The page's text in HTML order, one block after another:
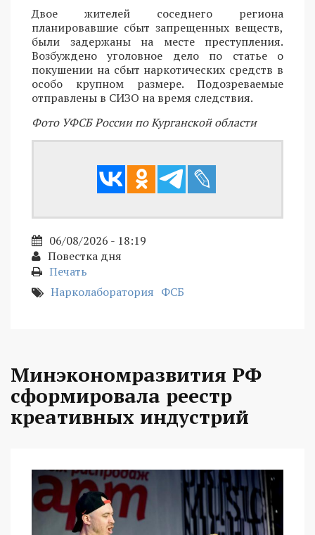
Двое жителей соседнего региона
планировавшие сбыт запрещенных веществ,
были задержаны на месте преступления.
Возбуждено уголовное дело по статье о
покушении на сбыт наркотических средств в
особо крупном размере. Подозреваемые
отправлены в СИЗО на время следствия.
Фото УФСБ России по Курганской области
06/08/2026 - 18:19
Повестка дня
Печать
Нарколаборатория ФСБ
Минэкономразвития РФ
сформировала реестр
креативных индустрий